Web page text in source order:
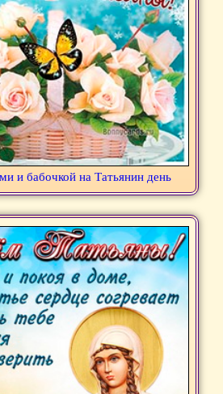
и бабочкой на Татьянин день